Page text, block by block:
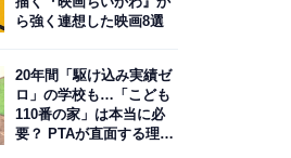
ら強く連想した映画8選
20年間「駆け込み実績ゼ
ロ」の学校も…「こども
110番の家」は本当に必
要？ PTAが直面する理想